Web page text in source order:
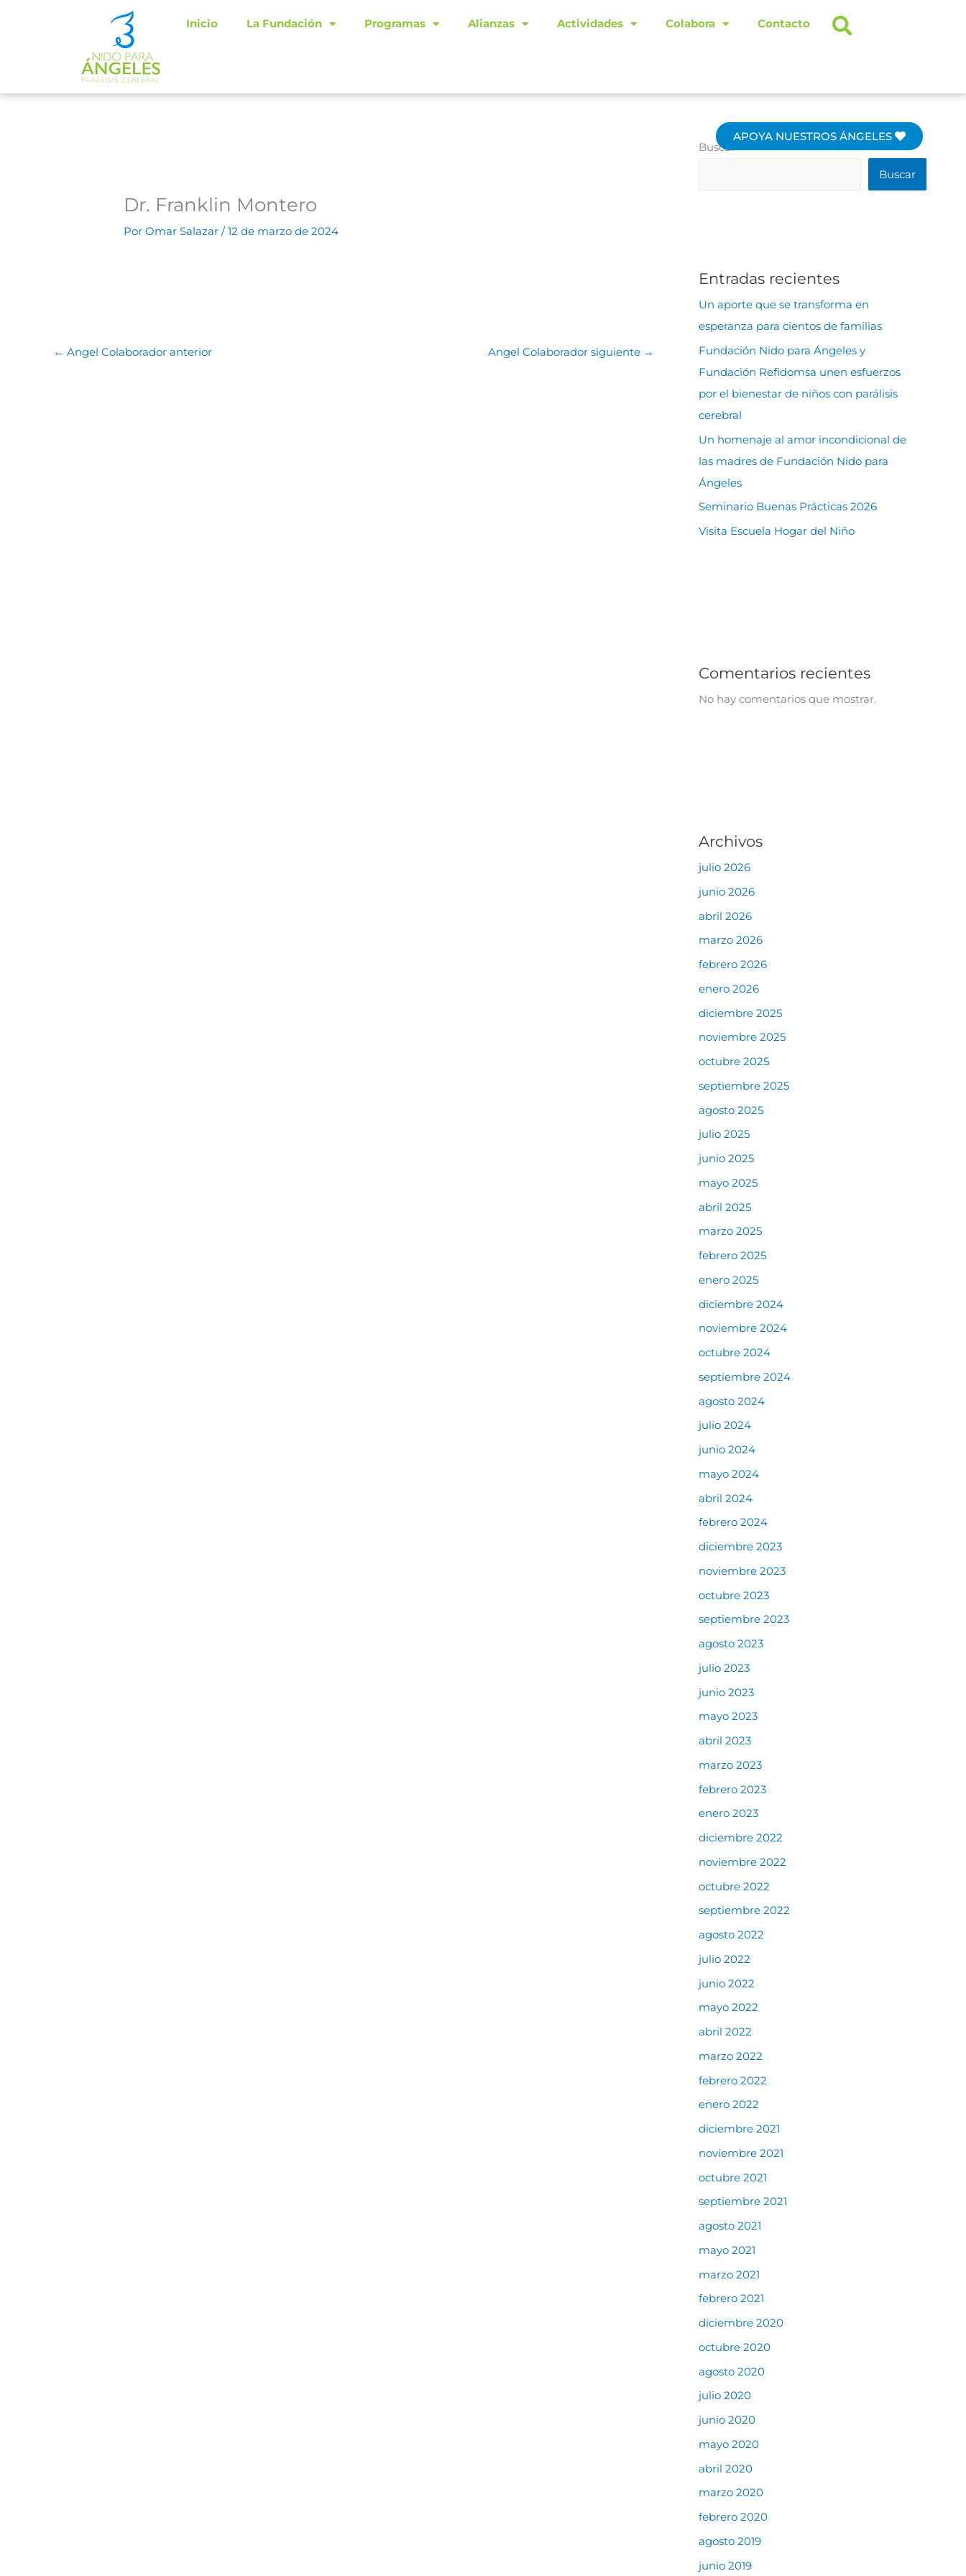
Inicio La Fundación Programas Alianzas Actividades Colabora Contacto
APOYA NUESTROS ÁNGELES
Dr. Franklin Montero
PorOmar Salazar/12 de marzo de 2024
← Angel Colaborador anterior Angel Colaborador siguiente →
Buscar
Buscar
Entradas recientes
Un aporte que se transforma en
esperanza para cientos de familias
Fundación Nido para Ángeles y
Fundación Refidomsa unen esfuerzos
por el bienestar de niños con parálisis
cerebral
Un homenaje al amor incondicional de
las madres de Fundación Nido para
Ángeles
Seminario Buenas Prácticas 2026
Visita Escuela Hogar del Niño
Comentarios recientes
No hay comentarios que mostrar.
Archivos
julio 2026
junio 2026
abril 2026
marzo 2026
febrero 2026
enero 2026
diciembre 2025
noviembre 2025
octubre 2025
septiembre 2025
agosto 2025
julio 2025
junio 2025
mayo 2025
abril 2025
marzo 2025
febrero 2025
enero 2025
diciembre 2024
noviembre 2024
octubre 2024
septiembre 2024
agosto 2024
julio 2024
junio 2024
mayo 2024
abril 2024
febrero 2024
diciembre 2023
noviembre 2023
octubre 2023
septiembre 2023
agosto 2023
julio 2023
junio 2023
mayo 2023
abril 2023
marzo 2023
febrero 2023
enero 2023
diciembre 2022
noviembre 2022
octubre 2022
septiembre 2022
agosto 2022
julio 2022
junio 2022
mayo 2022
abril 2022
marzo 2022
febrero 2022
enero 2022
diciembre 2021
noviembre 2021
octubre 2021
septiembre 2021
agosto 2021
mayo 2021
marzo 2021
febrero 2021
diciembre 2020
octubre 2020
agosto 2020
julio 2020
junio 2020
mayo 2020
abril 2020
marzo 2020
febrero 2020
agosto 2019
junio 2019